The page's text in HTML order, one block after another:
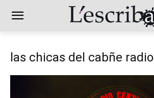
las chicas del cabñe radio